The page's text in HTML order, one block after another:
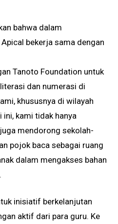
bahwa dalam
bekerja sama dengan
Tanoto Foundation untuk
dan numerasi di
khususnya di wilayah
ini, kami tidak hanya
mendorong sekolah-
pojok baca sebagai ruang
dalam mengakses bahan
inisiatif berkelanjutan
aktif dari para guru. Ke